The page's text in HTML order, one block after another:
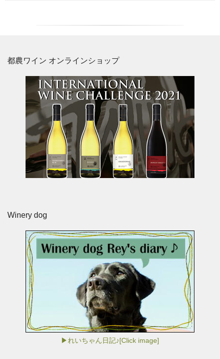
都農ワイン オンラインショップ
Winery dog
▶れいちゃん日記♪[Click image]